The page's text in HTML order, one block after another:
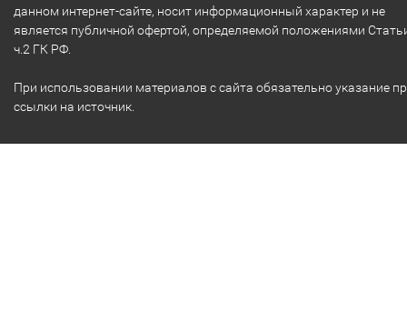
данном интернет-сайте, носит информационный характер и не
является публичной офертой, определяемой положениями
ч.2 ГК РФ.
При использовании материалов с сайта обязательно указание
ссылки на источник.